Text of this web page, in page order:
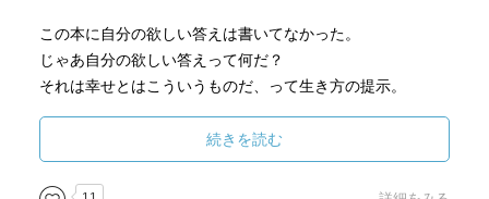
ートにも心に響いたコトバを書き写すことをすすめてい
る。
すでに実行してることだったが、更に綿密に記録していこ
うと思う。
読書ノートを読み返すことで「叡智の部屋」がいつか私の
中にも出来上がることを願って。
この本に自分の欲しい答えは書いてなかった。
じゃあ自分の欲しい答えって何だ？
それは幸せとはこういうものだ、って生き方の提示。
って言ってほしい。行動ではなくて考え方を示してほしい
のは、動く気が無いから。
続きを読む